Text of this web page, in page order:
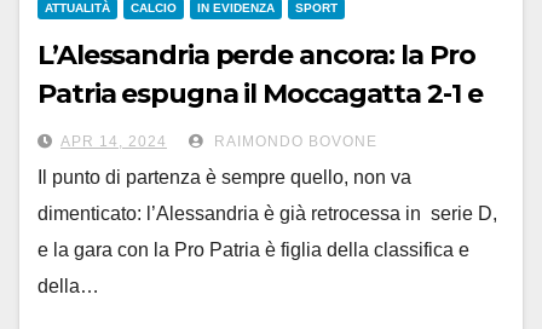
ATTUALITÀ CALCIO IN EVIDENZA SPORT
L’Alessandria perde ancora: la Pro
Patria espugna il Moccagatta 2-1 e
annusa i playoff
APR 14, 2024 RAIMONDO BOVONE
Il punto di partenza è sempre quello, non va
dimenticato: l’Alessandria è già retrocessa in serie D,
e la gara con la Pro Patria è figlia della classifica e
della…